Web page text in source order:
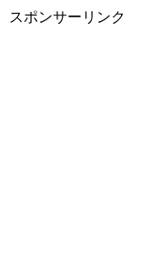
スポンサーリンク